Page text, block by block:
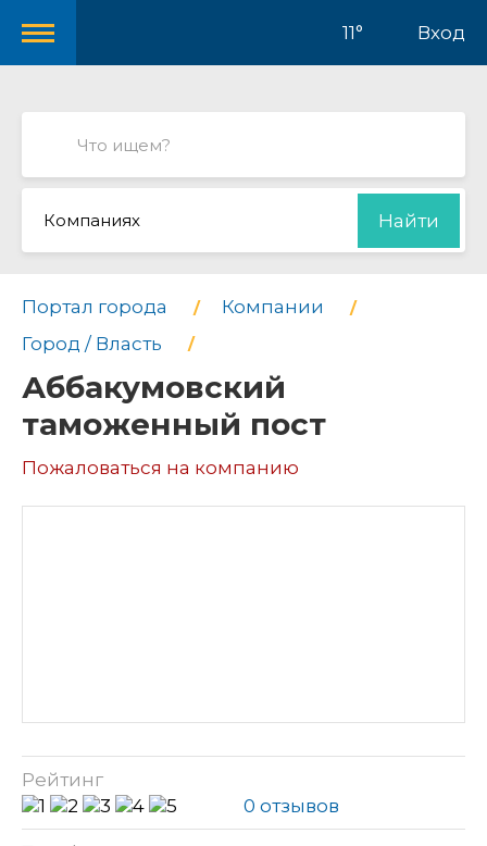
11° Вход
Компаниях Найти
Портал города
Компании
Город / Власть
Аббакумовский
таможенный пост
Пожаловаться на компанию
Рейтинг
0 отзывов